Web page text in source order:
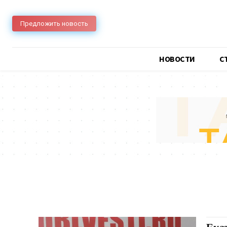
Предложить новость
НОВОСТИ